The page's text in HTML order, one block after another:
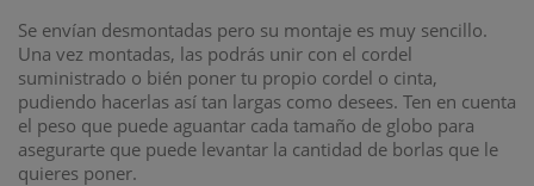
Se envían desmontadas pero su montaje es muy sencillo.
Una vez montadas, las podrás unir con el cordel
suministrado o bién poner tu propio cordel o cinta,
pudiendo hacerlas así tan largas como desees. Ten en cuenta
el peso que puede aguantar cada tamaño de globo para
asegurarte que puede levantar la cantidad de borlas que le
quieres poner.